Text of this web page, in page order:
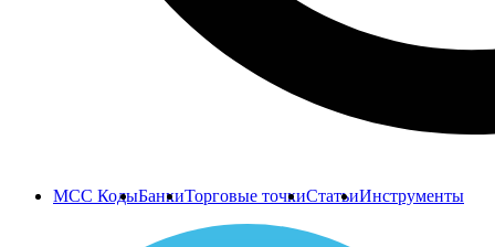
MCC КодыБанкиТорговые точкиСтатьиИнструменты